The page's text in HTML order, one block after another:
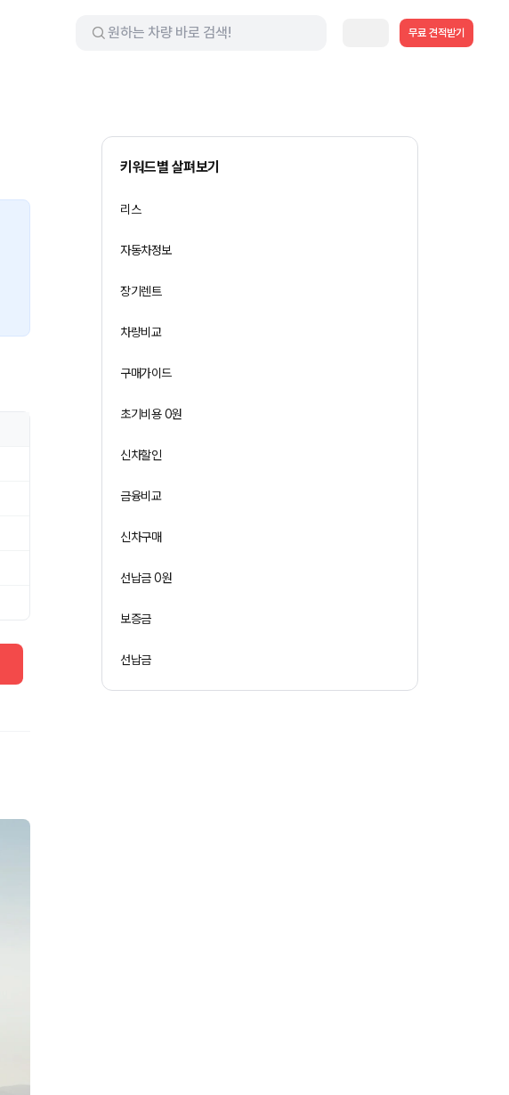
무료 견적받기
키워드별 살펴보기
리스
자동차정보
장기렌트
차량비교
구매가이드
초기비용 0원
신차할인
금융비교
신차구매
선납금 0원
보증금
선납금